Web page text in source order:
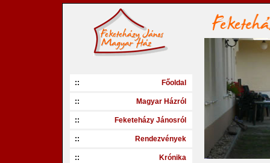
:: Főoldal
:: Magyar Házról
:: Feketeházy Jánosról
:: Rendezvények
:: Krónika